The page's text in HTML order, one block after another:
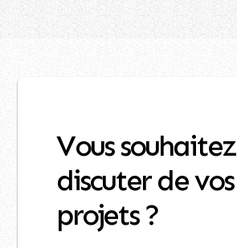
Vous souhaitez
discuter de vos
projets ?